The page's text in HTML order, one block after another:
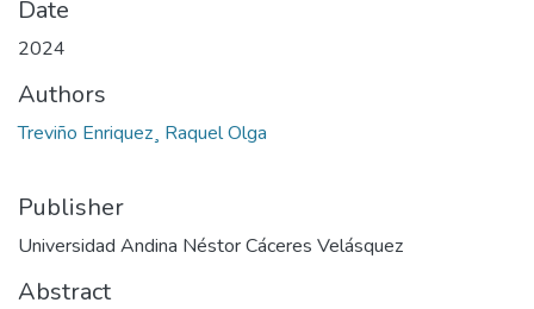
Date
2024
Authors
Treviño Enriquez¸ Raquel Olga
Publisher
Universidad Andina Néstor Cáceres Velásquez
Abstract